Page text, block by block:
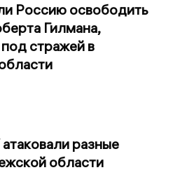
Россию освободить
Гилмана,
стражей в
разные
области